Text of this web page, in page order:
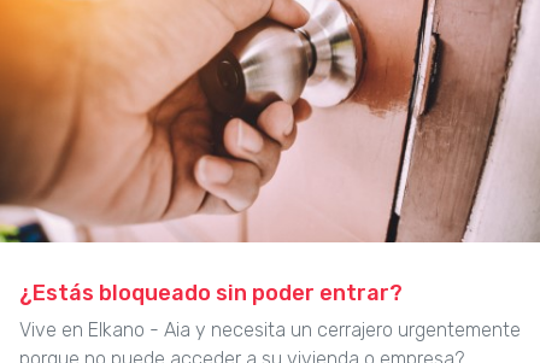
¿Estás bloqueado sin poder entrar?
Vive en Elkano - Aia y necesita un cerrajero urgentemente